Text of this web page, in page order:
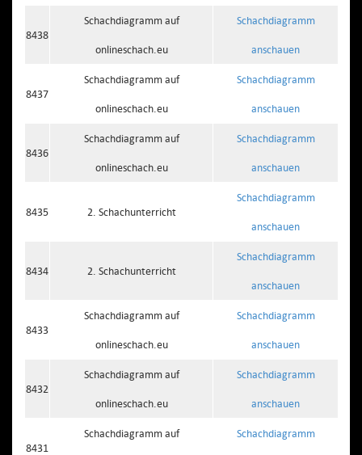
8438
Schachdiagramm auf
onlineschach.eu
Schachdiagramm
anschauen
8437
Schachdiagramm auf
onlineschach.eu
Schachdiagramm
anschauen
8436
Schachdiagramm auf
onlineschach.eu
Schachdiagramm
anschauen
8435 2. Schachunterricht
Schachdiagramm
anschauen
8434 2. Schachunterricht
Schachdiagramm
anschauen
8433
Schachdiagramm auf
onlineschach.eu
Schachdiagramm
anschauen
8432
Schachdiagramm auf
onlineschach.eu
Schachdiagramm
anschauen
8431
Schachdiagramm auf Schachdiagramm